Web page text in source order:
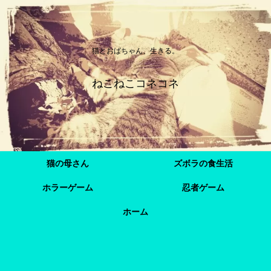
猫とおばちゃん、生きる。
ねこねこコネコネ
猫の母さん ズボラの食生活
ホラーゲーム 忍者ゲーム
ホーム